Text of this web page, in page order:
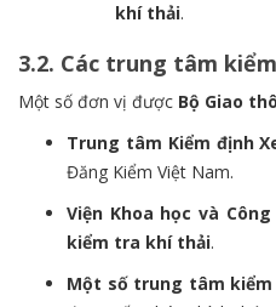
khí thải.
3.2. Các trung tâm
Một số đơn vị được Bộ Giao
Trung tâm Kiểm định
Đăng Kiểm Việt Nam.
Viện Khoa học và Công
kiểm tra khí thải.
Một số trung tâm